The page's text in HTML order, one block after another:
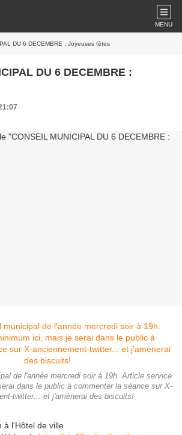
MENU
DU 6 DECEMBRE : Joyeuses fêtes
DU 6 DECEMBRE :
de l'année mercredi soir à 19h. Article service
dans le public à commenter la séance sur X-
twitter... et j'amènerai des biscuits!
à l'Hôtel de ville